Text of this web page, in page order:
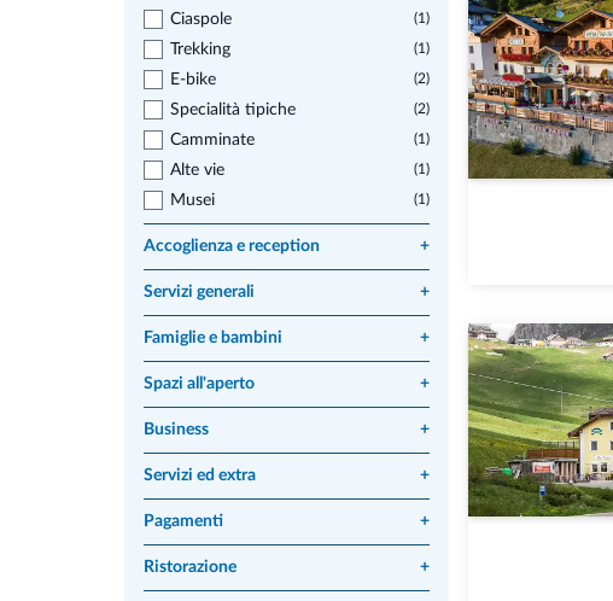
Ciaspole (1)
Trekking (1)
E-bike (2)
Specialità tipiche (2)
Camminate (1)
Alte vie (1)
Musei (1)
Accoglienza e reception +
Servizi generali +
Famiglie e bambini +
Spazi all'aperto +
Business +
Servizi ed extra +
Pagamenti +
Ristorazione +